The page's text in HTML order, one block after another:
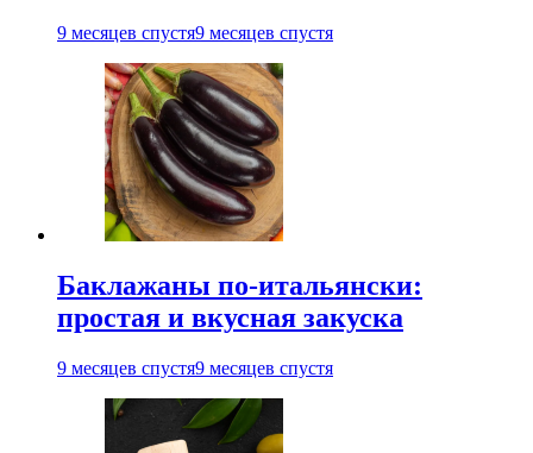
9 месяцев спустя9 месяцев спустя
Баклажаны по-итальянски:
простая и вкусная закуска
9 месяцев спустя9 месяцев спустя